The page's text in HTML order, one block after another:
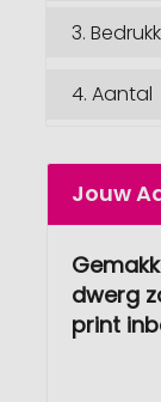
3.
4. Aantal
Jouw
dwerg
print